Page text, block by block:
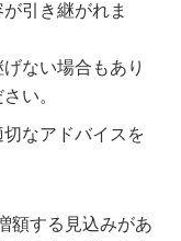
引き継がれま
ない場合もあり
い。
なアドバイスを
額する見込みがあ